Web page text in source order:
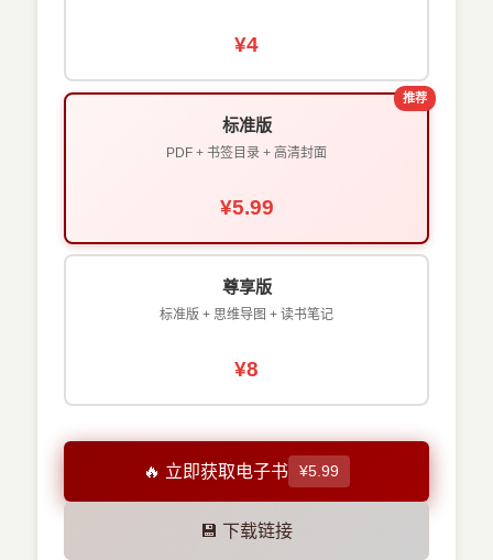
¥4
推荐
标准版
PDF + 书签目录 + 高清封面
¥5.99
尊享版
标准版 + 思维导图 + 读书笔记
¥8
🔥 立即获取电子书 ¥5.99
💾 下载链接